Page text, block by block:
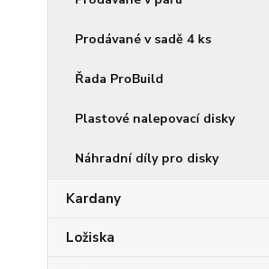
Prodávané v sadě 4 ks
Řada ProBuild
Plastové nalepovací disky
Náhradní díly pro disky
Kardany
Ložiska